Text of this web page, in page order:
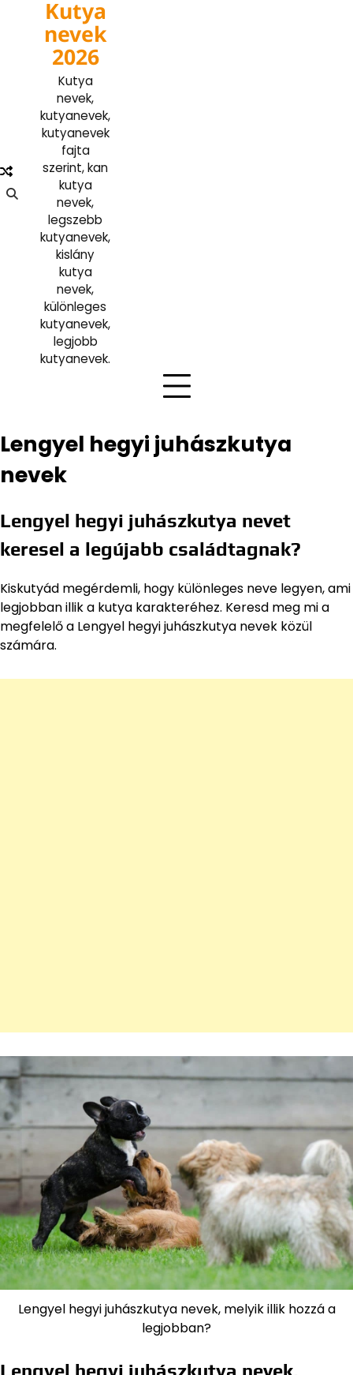
content
Kutya
nevek
2026
Kutya
nevek,
kutyanevek,
kutyanevek
fajta
szerint, kan
kutya
nevek,
legszebb
kutyanevek,
kislány
kutya
nevek,
különleges
kutyanevek,
legjobb
kutyanevek.
Lengyel hegyi juhászkutya
nevek
Lengyel hegyi juhászkutya nevet
keresel a legújabb családtagnak?
Kiskutyád megérdemli, hogy különleges neve legyen, ami
legjobban illik a kutya karakteréhez. Keresd meg mi a
megfelelő a Lengyel hegyi juhászkutya nevek közül
számára.
Lengyel hegyi juhászkutya nevek, melyik illik hozzá a
legjobban?